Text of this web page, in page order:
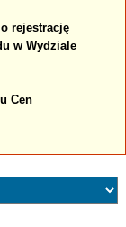
rejestrację
w Wydziale
Cen